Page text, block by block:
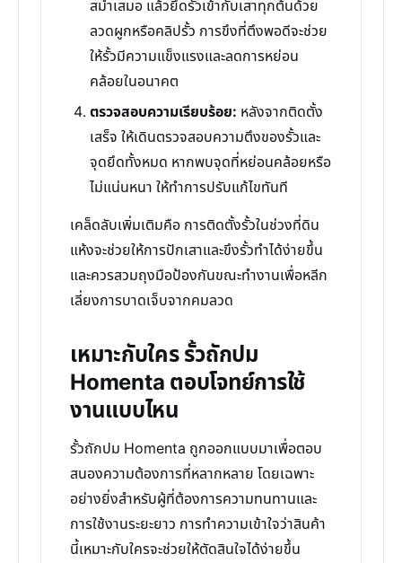
สม่ำเสมอ แล้วยึดรั้วเข้ากับเสาทุกต้นด้วย
ลวดผูกหรือคลิปรั้ว การขึงที่ตึงพอดีจะช่วย
ให้รั้วมีความแข็งแรงและลดการหย่อน
คล้อยในอนาคต
ตรวจสอบความเรียบร้อย: หลังจากติดตั้ง
เสร็จ ให้เดินตรวจสอบความตึงของรั้วและ
จุดยึดทั้งหมด หากพบจุดที่หย่อนคล้อยหรือ
ไม่แน่นหนา ให้ทำการปรับแก้ไขทันที
เคล็ดลับเพิ่มเติมคือ การติดตั้งรั้วในช่วงที่ดิน
แห้งจะช่วยให้การปักเสาและขึงรั้วทำได้ง่ายขึ้น
และควรสวมถุงมือป้องกันขณะทำงานเพื่อหลีก
เลี่ยงการบาดเจ็บจากคมลวด
เหมาะกับใคร รั้วถักปม
Homenta ตอบโจทย์การใช้
งานแบบไหน
รั้วถักปม Homenta ถูกออกแบบมาเพื่อตอบ
สนองความต้องการที่หลากหลาย โดยเฉพาะ
อย่างยิ่งสำหรับผู้ที่ต้องการความทนทานและ
การใช้งานระยะยาว การทำความเข้าใจว่าสินค้า
นี้เหมาะกับใครจะช่วยให้ตัดสินใจได้ง่ายขึ้น